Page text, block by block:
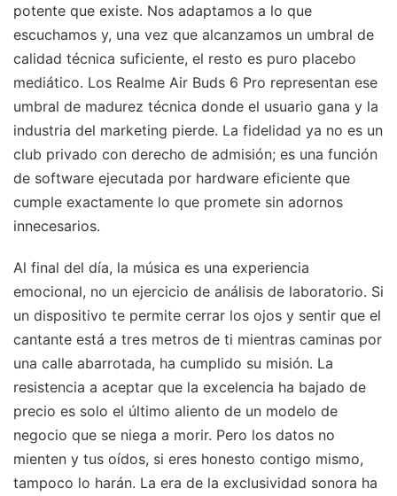
potente que existe. Nos adaptamos a lo que
escuchamos y, una vez que alcanzamos un umbral de
calidad técnica suficiente, el resto es puro placebo
mediático. Los Realme Air Buds 6 Pro representan ese
umbral de madurez técnica donde el usuario gana y la
industria del marketing pierde. La fidelidad ya no es un
club privado con derecho de admisión; es una función
de software ejecutada por hardware eficiente que
cumple exactamente lo que promete sin adornos
innecesarios.
Al final del día, la música es una experiencia
emocional, no un ejercicio de análisis de laboratorio. Si
un dispositivo te permite cerrar los ojos y sentir que el
cantante está a tres metros de ti mientras caminas por
una calle abarrotada, ha cumplido su misión. La
resistencia a aceptar que la excelencia ha bajado de
precio es solo el último aliento de un modelo de
negocio que se niega a morir. Pero los datos no
mienten y tus oídos, si eres honesto contigo mismo,
tampoco lo harán. La era de la exclusividad sonora ha